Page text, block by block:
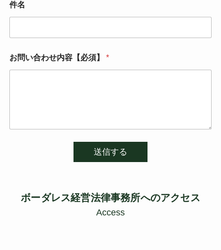
【
必
名
件名
お問い合わせ内容【必須】 *
送信する
ボーダレス経営法律事務所へのアクセス
Access